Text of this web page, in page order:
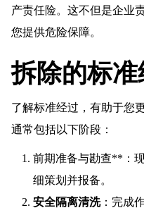
产责任险。这不但是企业
您提供危险保障。
拆除的标
了解标准经过，有助于您
通常包括以下阶段：
前期准备与勘查**：
细策划并报备。
安全隔离清洗：完成